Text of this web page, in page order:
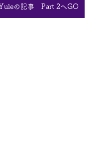
の記事 Part 2へGO